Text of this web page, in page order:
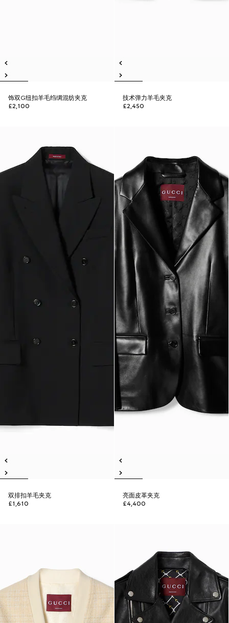
饰双G纽扣羊毛绉绸混纺夹克
£2,100
技术弹力羊毛夹克
£2,450
双排扣羊毛夹克
£1,610
亮面皮革夹克
£4,400